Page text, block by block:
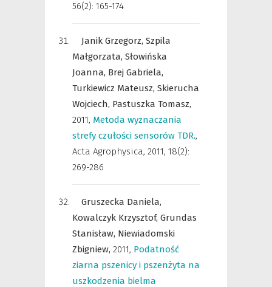
56(2): 165-174
Janik Grzegorz, Szpila
Małgorzata, Słowińska
Joanna, Brej Gabriela,
Turkiewicz Mateusz, Skierucha
Wojciech, Pastuszka Tomasz,
2011, Metoda wyznaczania
strefy czułości sensorów TDR.,
Acta Agrophysica, 2011, 18(2):
269-286
Gruszecka Daniela,
Kowalczyk Krzysztof, Grundas
Stanisław, Niewiadomski
Zbigniew, 2011, Podatność
ziarna pszenicy i pszenżyta na
uszkodzenia bielma